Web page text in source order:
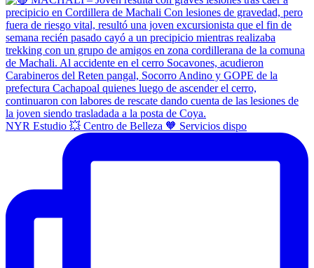
NYR Estudio 💥 Centro de Belleza 🧡 Servicios dispo